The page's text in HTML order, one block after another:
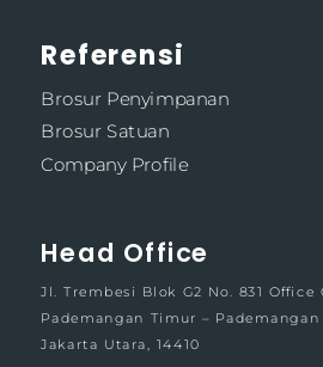
Referensi
Brosur Penyimpanan
Brosur Satuan
Company Profile
Head Office
Jl. Trembesi Blok G2 No. 831 Office
Pademangan Timur – Pademangan
Jakarta Utara, 14410